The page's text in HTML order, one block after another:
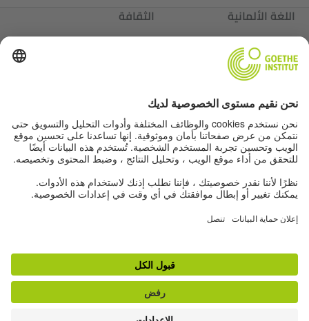
اللغة الألمانية
الثقافة
ألمانيا
عننا
عننا
Autor*innen
بيانات التحرير
حماية البيانات
إعدادات الخصوصية
شروط الاستخدام
عروض أخرى من عالم معهد جوته:
لمجلة "Zeitgeister"